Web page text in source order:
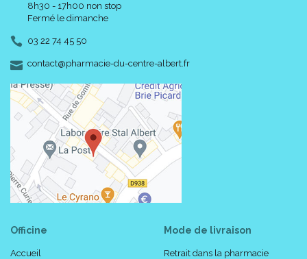
8h30 - 17h00 non stop
Fermé le dimanche
03 22 74 45 50
contact-
@-
pharmacie-du-centre-albert.fr
Officine
Accueil
Mode de livraison
Retrait dans la pharmacie